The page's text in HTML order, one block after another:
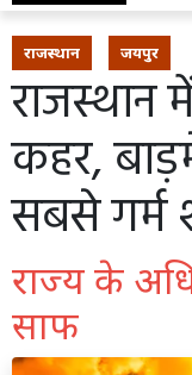
राजस्थान जयपुर
राजस्थान
कहर,
सबसे गर्म
राज्य के
साफ